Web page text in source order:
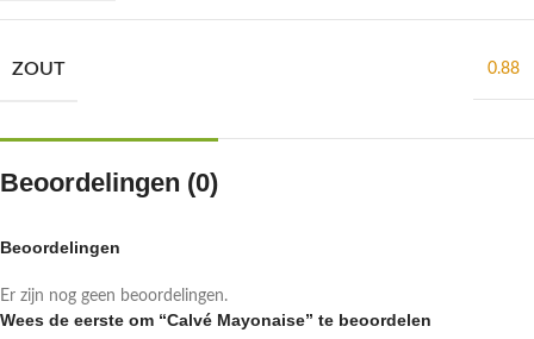
ZOUT 0.88
Beoordelingen (0)
Beoordelingen
Er zijn nog geen beoordelingen.
Wees de eerste om “Calvé Mayonaise” te beoordelen